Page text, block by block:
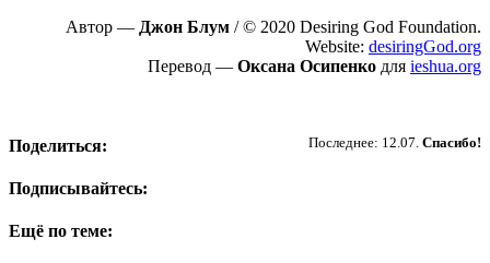
Автор — Джон Блум / © 2020 Desiring God Foundation.
Website: desiringGod.org
Перевод — Оксана Осипенко для ieshua.org
Последнее: 12.07. Спасибо!
Поделиться:
Подписывайтесь:
Ещё по теме: